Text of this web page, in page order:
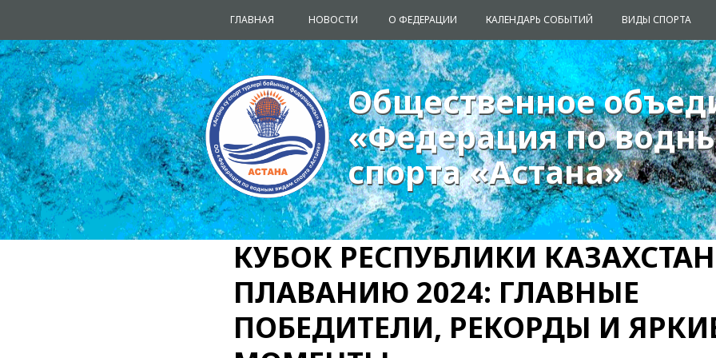
ГЛАВНАЯ О ФЕДЕРАЦИИ КАЛЕНДАРЬ СОБЫТИЙ ВИДЫ СПОРТА
НОВОСТИ
Общественное
«Федерация по
спорта «Астана»
Общественное
«Федерация по
спорта «Астана»
КУБОК РЕСПУБЛИКИ
ПЛАВАНИЮ 2024: ГЛАВНЫЕ
ПОБЕДИТЕЛИ, РЕКОРДЫ И